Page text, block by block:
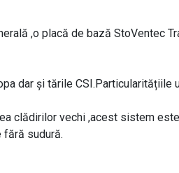
,o placă de bază StoVentec
dar și tările CSI.Particularitățiile
clădirilor vechi ,acest sistem
sudură.